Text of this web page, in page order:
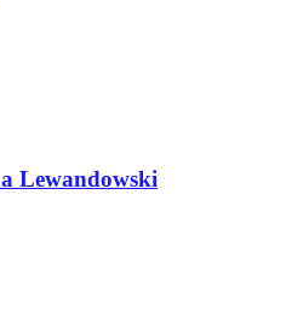
Lewandowski